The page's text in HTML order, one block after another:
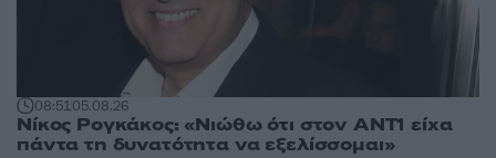
08:5105.08.26
Νίκος Ρογκάκος: «Νιώθω ότι στον ΑΝΤ1 είχα
πάντα τη δυνατότητα να εξελίσσομαι»